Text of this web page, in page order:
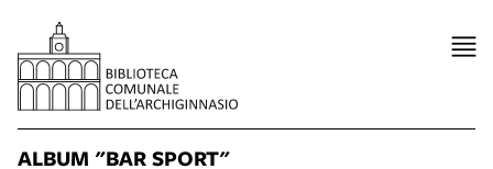
ALBUM "BAR SPORT"